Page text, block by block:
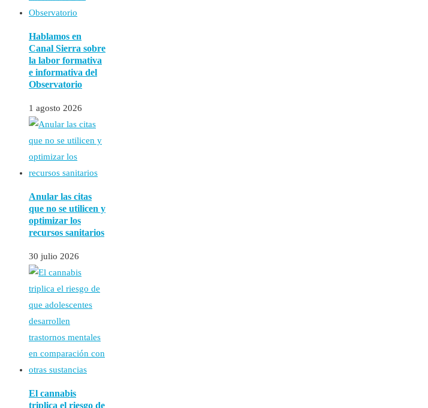
Hablamos en
Canal Sierra sobre
la labor formativa
e informativa del
Observatorio
1 agosto 2026
Anular las citas
que no se utilicen y
optimizar los
recursos sanitarios
30 julio 2026
El cannabis
triplica el riesgo de